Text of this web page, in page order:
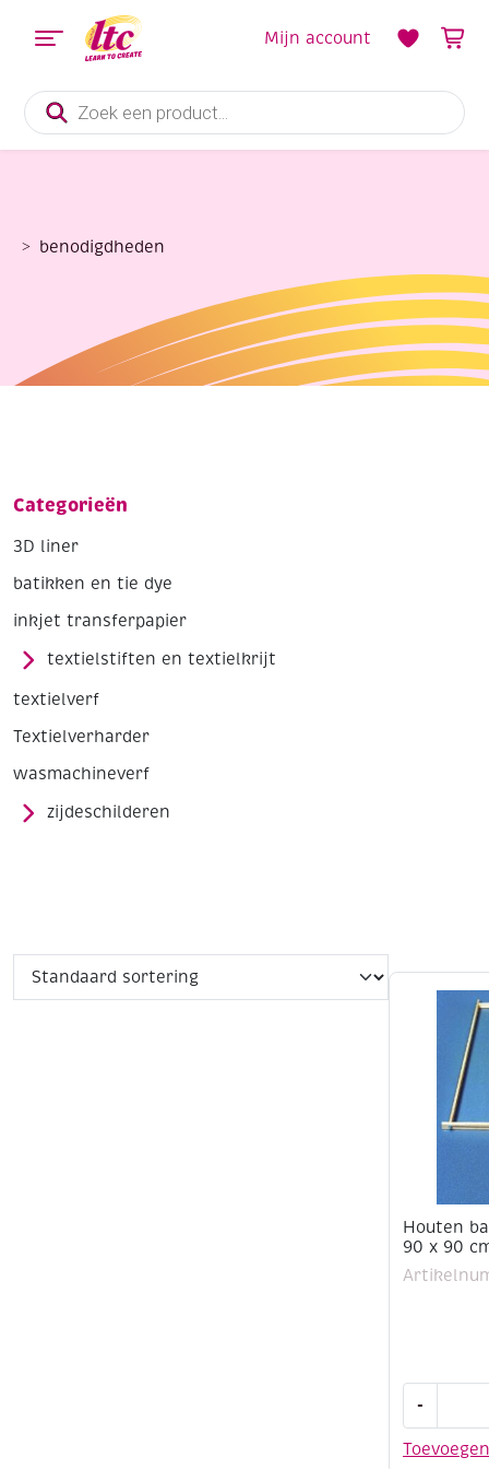
Producten
zoeken
Mijn account
benodigdheden
Categorieën
3D liner
batikken en tie dye
inkjet transferpapier
textielstiften en textielkrijt
textielverf
Textielverharder
wasmachineverf
zijdeschilderen
Houten
90 x 90
Toevoegen
-
90